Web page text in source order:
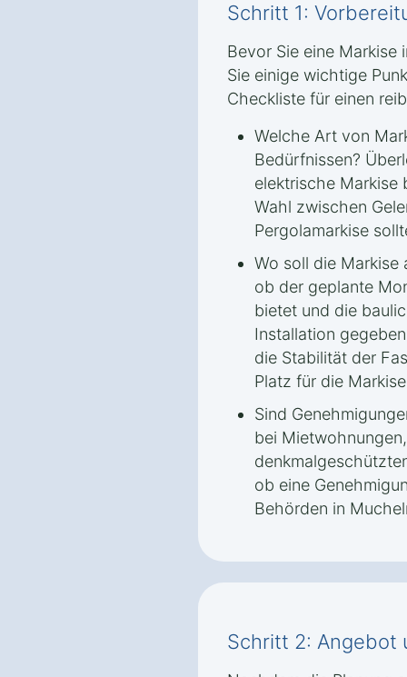
Schritt 1:
Bevor Sie eine Markise
Sie einige wichtige
Checkliste für einen
Welche Art von
Bedürfnissen?
elektrische Markise
Wahl zwischen
Pergolamarkise
Wo soll die Markise
ob der geplante
bietet und die
Installation
die Stabilität der
Platz für die
Sind
bei
ob eine
Behörden in
Schritt 2: Angebot